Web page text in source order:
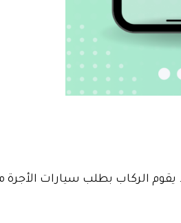
الركاب بطلب سيارات